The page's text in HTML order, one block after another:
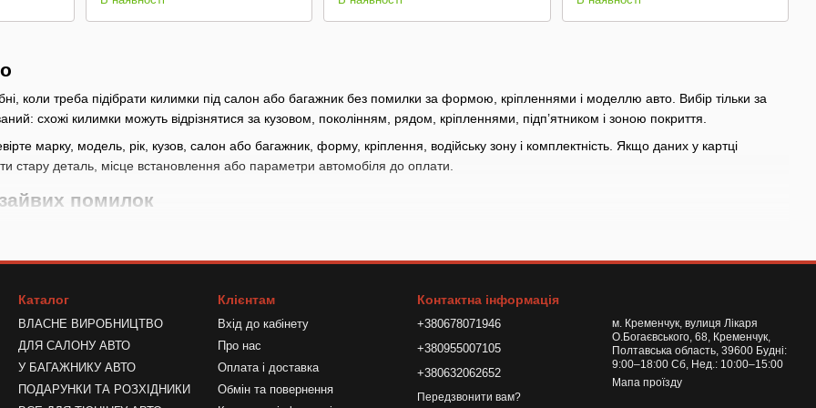
коли треба підібрати килимки під салон або багажник без помилки за формою, кріпленнями і моделлю авто. Вибір тільки за
схожі килимки можуть відрізнятися за кузовом, поколінням, рядом, кріпленнями, підп’ятником і зоною покриття.
марку, модель, рік, кузов, салон або багажник, форму, кріплення, водійську зону і комплектність. Якщо даних у картці
стару деталь, місце встановлення або параметри автомобіля до оплати.
помилок
переконайтеся, що вони не закривають огляд і не заважають органам керування
або встановити?
аксесуар без остаточної фіксації. Якщо товар підключається до живлення, звіряйте параметри з карткою і не залишайте
Каталог
ВЛАСНЕ ВИРОБНИЦТВО
ДЛЯ САЛОНУ АВТО
У БАГАЖНИКУ АВТО
ПОДАРУНКИ ТА РОЗХІДНИКИ
Клієнтам
Вхід до кабінету
Про нас
Оплата і доставка
Обмін та повернення
Контактна інформація
+380678071946
+380955007105
+380632062652
Передзвонити вам?
м. Кременчук, вулиця Лікаря
О.Богаєвського, 68, Кременчук,
Полтавська область, 39600 Будні:
9:00–18:00 Сб, Нед.: 10:00–15:00
Мапа проїзду